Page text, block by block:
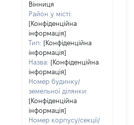
Вінниця
Район у місті:
[Конфіденційна
інформація]
Тип: [Конфіденційна
інформація]
Назва: [Конфіденційна
інформація]
Номер будинку/
земельної ділянки:
[Конфіденційна
інформація]
Номер корпусу/секції/